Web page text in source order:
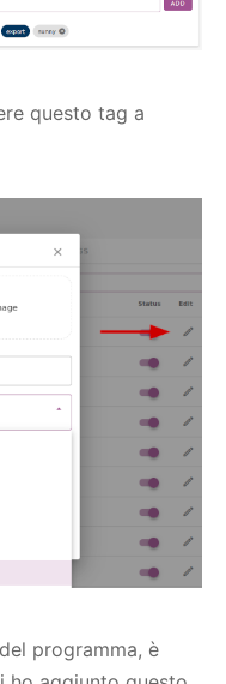
questo tag a
programma, è